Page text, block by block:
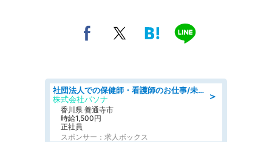
＞
社団法人での保健師・看護師のお仕事/未経験OK/要資格:普通免許、保健師、正看護師
株式会社パソナ
香川県 善通寺市
時給1,500円
正社員
スポンサー：求人ボックス